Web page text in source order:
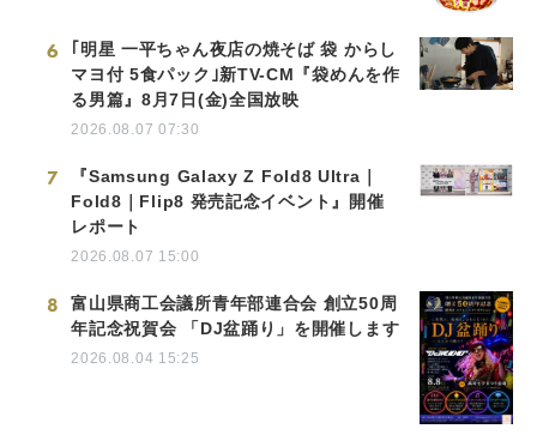
6
｢明星 一平ちゃん夜店の焼そば 袋 からし
マヨ付 5食パック｣新TV-CM『袋めんを作
る男篇』8月7日(金)全国放映
2026.08.07 07:30
7
『Samsung Galaxy Z Fold8 Ultra｜
Fold8｜Flip8 発売記念イベント』開催
レポート
2026.08.07 15:00
8
富山県商工会議所青年部連合会 創立50周
年記念祝賀会 「DJ盆踊り」を開催します
2026.08.04 15:25